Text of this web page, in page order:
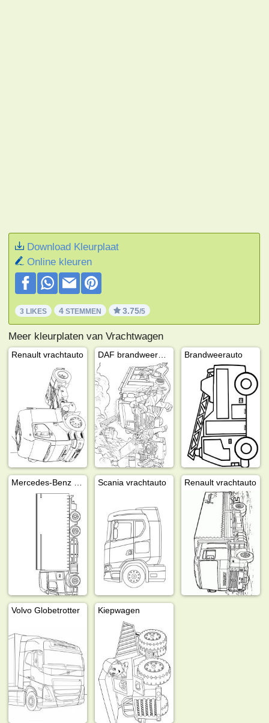
Download Kleurplaat
Online kleuren
3 LIKES 4 STEMMEN 3.75/5
Meer kleurplaten van Vrachtwagen
Renault vrachtauto Brandweerauto
Scania vrachtauto Renault vrachtauto
Volvo Globetrotter Kiepwagen